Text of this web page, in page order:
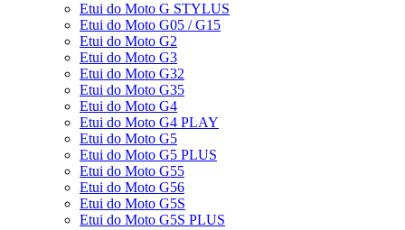
Etui do Moto G STYLUS
Etui do Moto G05 / G15
Etui do Moto G2
Etui do Moto G3
Etui do Moto G32
Etui do Moto G35
Etui do Moto G4
Etui do Moto G4 PLAY
Etui do Moto G5
Etui do Moto G5 PLUS
Etui do Moto G55
Etui do Moto G56
Etui do Moto G5S
Etui do Moto G5S PLUS